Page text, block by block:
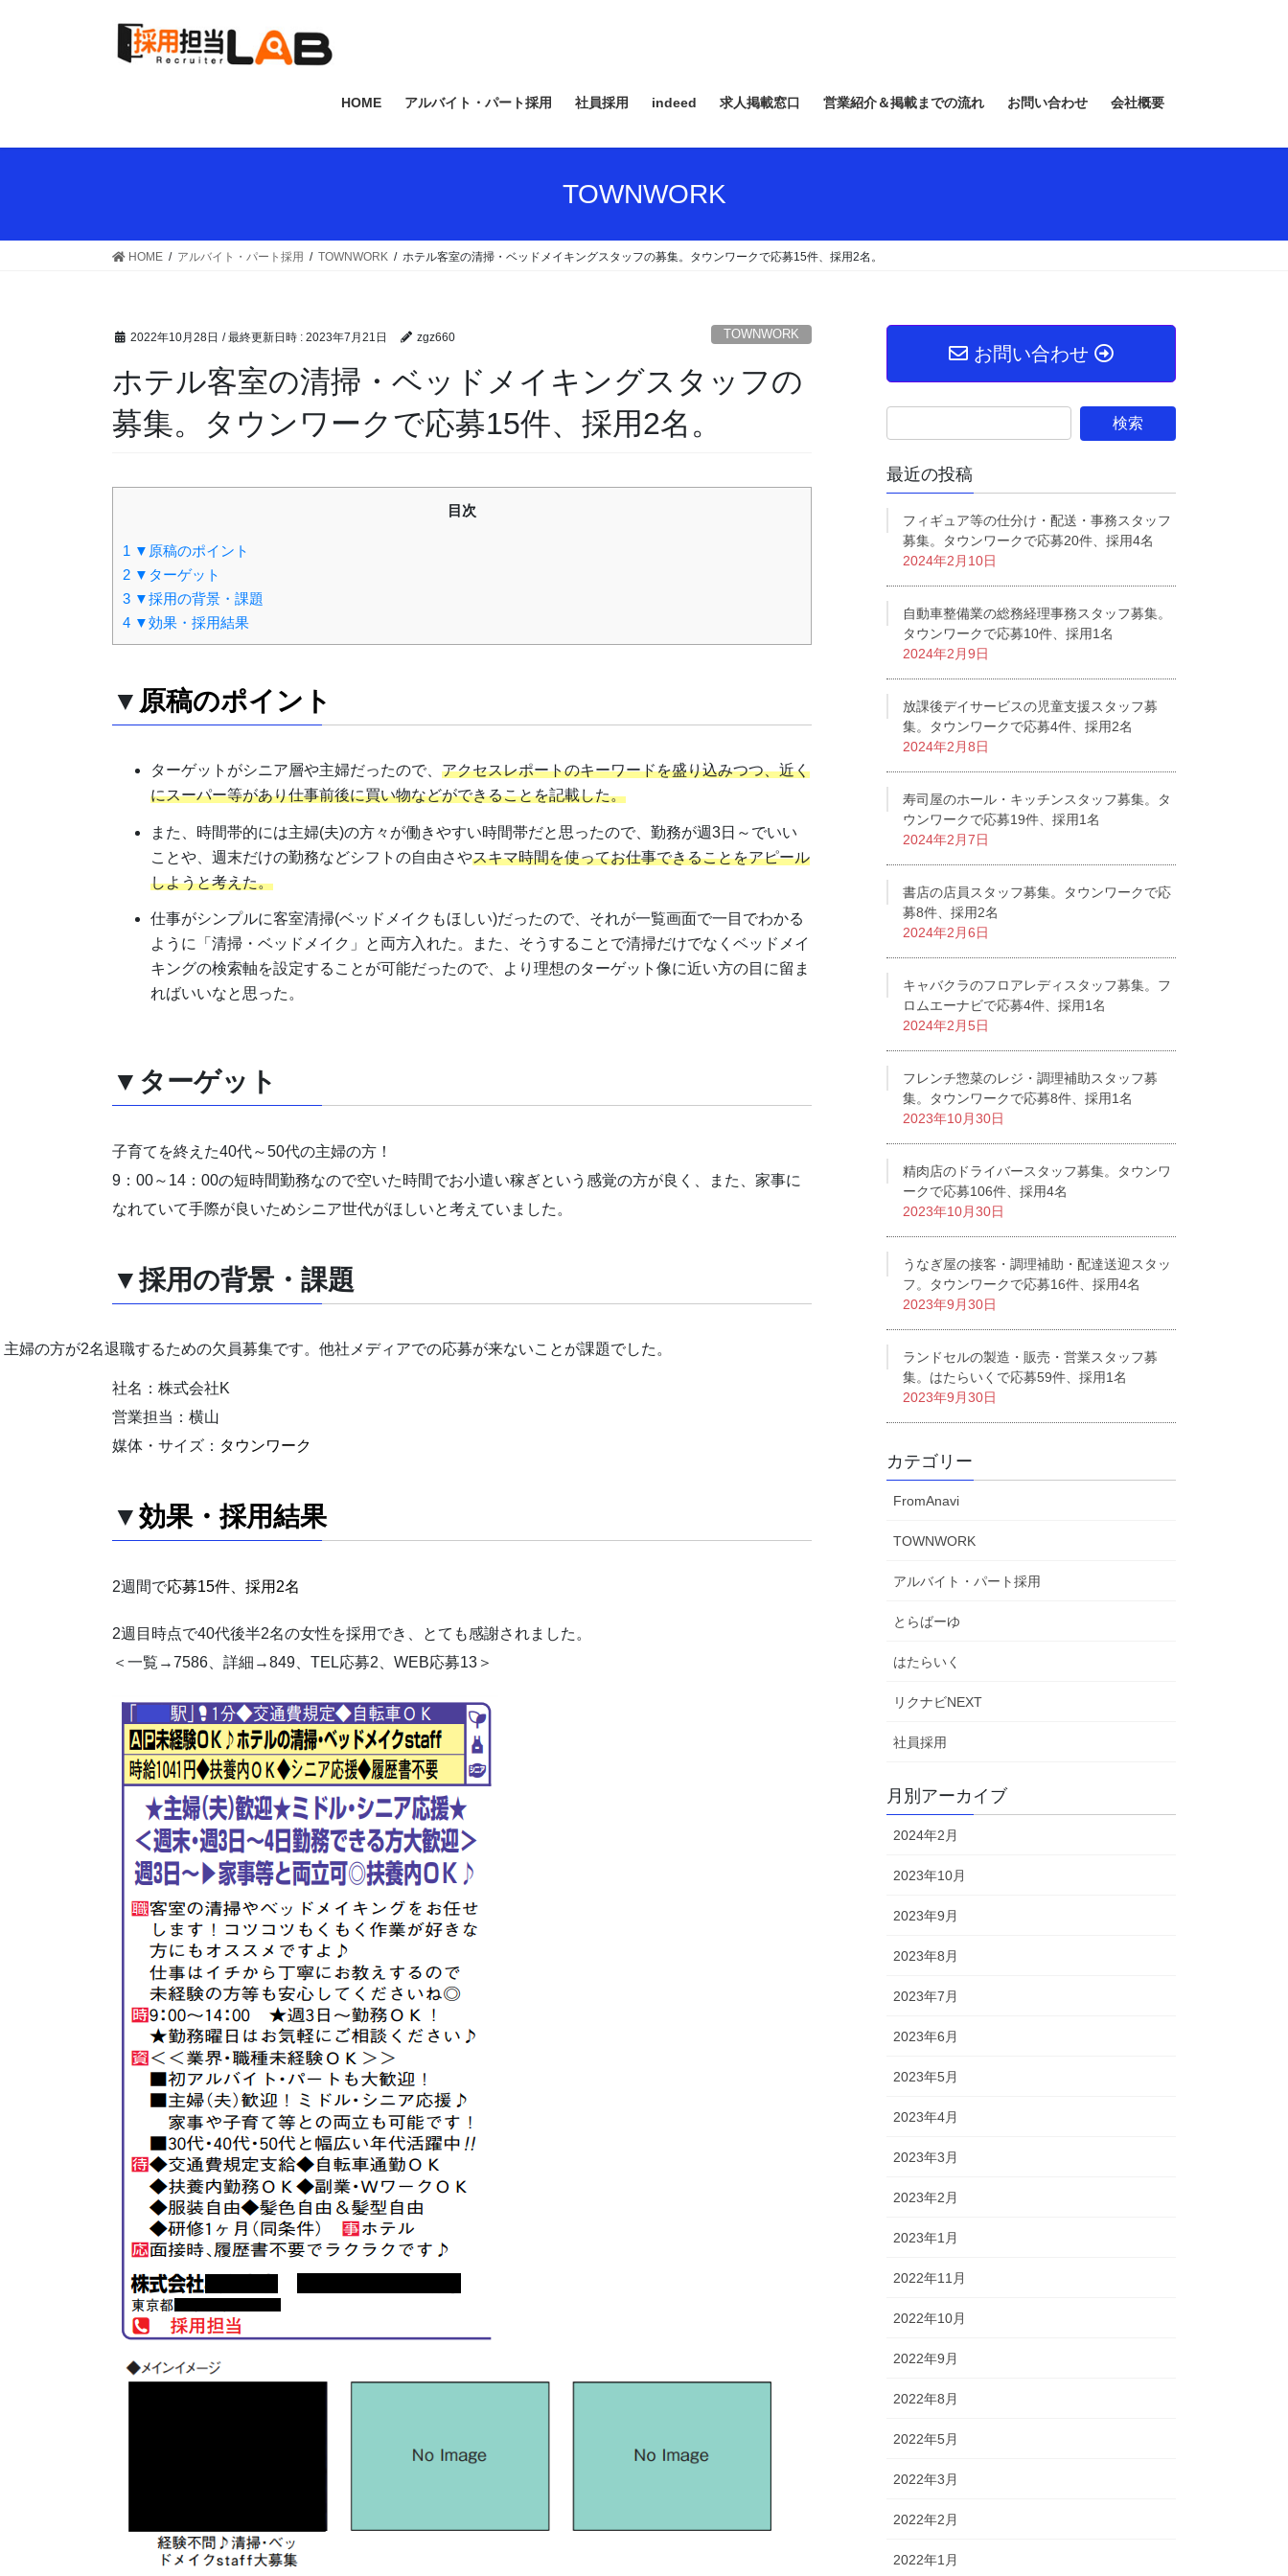
ス
ン
HOME アルバイト・パート採用 社員採用 indeed 求人掲載窓口 営業紹介＆掲載までの流れ お問い合わせ 会社概要
TOWNWORK
HOME アルバイト・パート採用 TOWNWORK ホテル客室の清掃・ベッドメイキングスタッフの募集。タウンワークで応募15件、採用2名。
2022年10月28日 / 最終更新日時 : 2023年7月21日 zgz660 TOWNWORK
ホテル客室の清掃・ベッドメイキングスタッフの
募集。タウンワークで応募15件、採用2名。
目次
1 ▼原稿のポイント
2 ▼ターゲット
3 ▼採用の背景・課題
4 ▼効果・採用結果
▼ 原稿のポイント
ターゲットがシニア層や主婦だったので、 アクセスレポートのキーワードを盛り込みつつ、近く
にスーパー等があり仕事前後に買い物などができることを記載した。
また、時間帯的には主婦(夫)の方々が働きやすい時間帯だと思ったので、勤務が週3日～でいい
ことや、週末だけの勤務などシフトの自由さやスキマ時間を使ってお仕事できることをアピール
しようと考えた。
仕事がシンプルに客室清掃(ベッドメイクもほしい)だったので、それが一覧画面で一目でわかる
ように「清掃・ベッドメイク」と両方入れた。また、そうすることで清掃だけでなくベッドメイ
キングの検索軸を設定することが可能だったので、より理想のターゲット像に近い方の目に留ま
ればいいなと思った。
▼ターゲット
子育てを終えた40代～50代の主婦の方！
9：00～14：00の短時間勤務なので空いた時間でお小遣い稼ぎという感覚の方が良く、また、家事に
なれていて手際が良いためシニア世代がほしいと考えていました。
▼採用の背景・課題
主婦の方が2名退職するための欠員募集です。他社メディアでの応募が来ないことが課題でした。
社名：株式会社K
営業担当：横山
媒体・サイズ： タウンワーク
▼効果・採用結果
2週間で応募15件、採用2名
2週目時点で40代後半2名の女性を採用でき、とても感謝されました。
＜一覧→7586、詳細→849、TEL応募2、WEB応募13＞
お問い合わせ
最近の投稿
フィギュア等の仕分け・配送・事務スタッフ
募集。タウンワークで応募20件、採用4名
2024年2月10日
自動車整備業の総務経理事務スタッフ募集。
タウンワークで応募10件、採用1名
2024年2月9日
放課後デイサービスの児童支援スタッフ募
集。タウンワークで応募4件、採用2名
2024年2月8日
寿司屋のホール・キッチンスタッフ募集。タ
ウンワークで応募19件、採用1名
2024年2月7日
書店の店員スタッフ募集。タウンワークで応
募8件、採用2名
2024年2月6日
キャバクラのフロアレディスタッフ募集。フ
ロムエーナビで応募4件、採用1名
2024年2月5日
フレンチ惣菜のレジ・調理補助スタッフ募
集。タウンワークで応募8件、採用1名
2023年10月30日
精肉店のドライバースタッフ募集。タウンワ
ークで応募106件、採用4名
2023年10月30日
うなぎ屋の接客・調理補助・配達送迎スタッ
フ。タウンワークで応募16件、採用4名
2023年9月30日
ランドセルの製造・販売・営業スタッフ募
集。はたらいくで応募59件、採用1名
2023年9月30日
カテゴリー
FromAnavi
TOWNWORK
アルバイト・パート採用
とらばーゆ
はたらいく
リクナビNEXT
社員採用
月別アーカイブ
2024年2月
2023年10月
2023年9月
2023年8月
2023年7月
2023年6月
2023年5月
2023年4月
2023年3月
2023年2月
2023年1月
2022年11月
2022年10月
2022年9月
2022年8月
2022年5月
2022年3月
2022年2月
2022年1月